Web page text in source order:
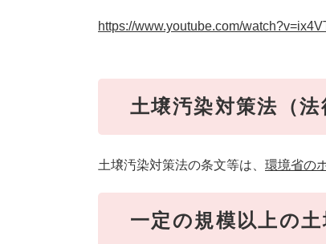
https://www.youtube.com/
土壌汚染対策法（法
土壌汚染対策法の条文等は、 環境省の
一定の規模以上の